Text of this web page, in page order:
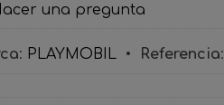
una pregunta
: PLAYMOBIL • Referencia: